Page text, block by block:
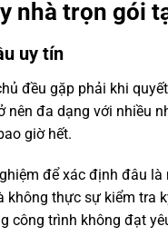
nhà trọn gói
uy tín
đều gặp phải khi
đa dạng với nhiều
giờ hết.
để xác định đâu
thực sự kiểm tra
công trình không đạt